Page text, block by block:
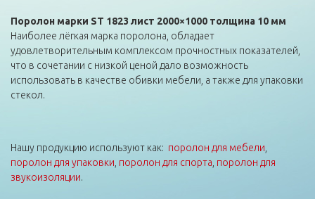
Поролон марки ST 1823 лист 2000×1000 толщина 10 мм
Наиболее лёгкая марка поролона, обладает
удовлетворительным комплексом прочностных показателей,
что в сочетании с низкой ценой дало возможность
использовать в качестве обивки мебели, а также для упаковки
стекол.
Нашу продукцию используют как: поролон для мебели
поролон для упаковки поролон для спорта поролон для
звукоизоляции.